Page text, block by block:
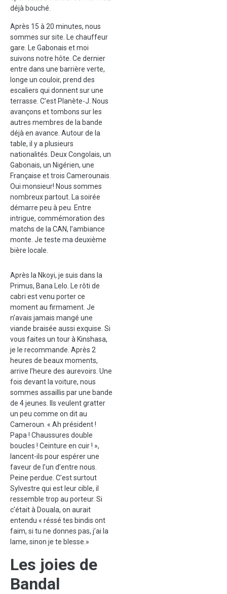
déjà bouché.
Après 15 à 20 minutes, nous
sommes sur site. Le chauffeur
gare. Le Gabonais et moi
suivons notre hôte. Ce dernier
entre dans une barrière verte,
longe un couloir, prend des
escaliers qui donnent sur une
terrasse. C’est Planète-J. Nous
avançons et tombons sur les
autres membres de la bande
déjà en avance. Autour de la
table, il y a plusieurs
nationalités. Deux Congolais, un
Gabonais, un Nigérien, une
Française et trois Camerounais.
Oui monsieur! Nous sommes
nombreux partout. La soirée
démarre peu à peu. Entre
intrigue, commémoration des
matchs de la CAN, l’ambiance
monte. Je teste ma deuxième
bière locale.
Après la Nkoyi, je suis dans la
Primus, Bana Lelo. Le rôti de
cabri est venu porter ce
moment au firmament. Je
n’avais jamais mangé une
viande braisée aussi exquise. Si
vous faites un tour à Kinshasa,
je le recommande. Après 2
heures de beaux moments,
arrive l’heure des aurevoirs. Une
fois devant la voiture, nous
sommes assaillis par une bande
de 4 jeunes. Ils veulent gratter
un peu comme on dit au
Cameroun. « Ah président !
Papa ! Chaussures double
boucles ! Ceinture en cuir ! »,
lancent-ils pour espérer une
faveur de l’un d’entre nous.
Peine perdue. C’est surtout
Sylvestre qui est leur cible, il
ressemble trop au porteur. Si
c’était à Douala, on aurait
entendu « réssé tes bindis ont
faim, si tu ne donnes pas, j’ai la
lame, sinon je te blesse.»
Les joies de
Bandal